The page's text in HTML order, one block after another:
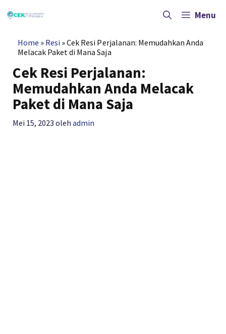
ke
Menu
Home » Resi »Cek Resi Perjalanan: Memudahkan Anda
Melacak Paket di Mana Saja
Cek Resi Perjalanan:
Memudahkan Anda Melacak
Paket di Mana Saja
Mei 15, 2023 olehadmin